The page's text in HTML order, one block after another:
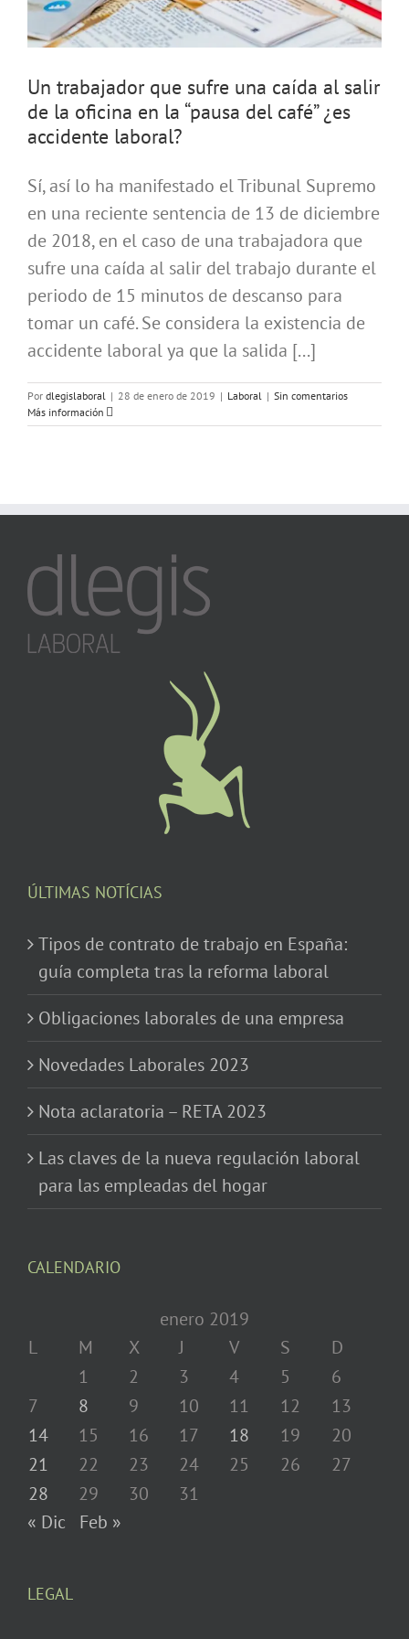
Un trabajador que sufre una caída al salir
de la oficina en la “pausa del café” ¿es
accidente laboral?
Sí, así lo ha manifestado el Tribunal Supremo
en una reciente sentencia de 13 de diciembre
de 2018, en el caso de una trabajadora que
sufre una caída al salir del trabajo durante el
periodo de 15 minutos de descanso para
tomar un café. Se considera la existencia de
accidente laboral ya que la salida [...]
Por dlegislaboral | 28 de enero de 2019 | Laboral | Sin comentarios
Más información
ÚLTIMAS NOTÍCIAS
Tipos de contrato de trabajo en España:
guía completa tras la reforma laboral
Obligaciones laborales de una empresa
Novedades Laborales 2023
Nota aclaratoria – RETA 2023
Las claves de la nueva regulación laboral
para las empleadas del hogar
CALENDARIO
enero 2019
L
M X J V S
D
1
2 3 4 5
6
7
8 9 10 11 12
13
14
15 16 17 18 19
20
21
22 23 24 25 26
27
28
29 30
31
« Dic
Feb »
LEGAL